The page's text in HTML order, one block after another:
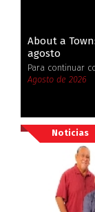
About a
agosto
Para continuar
Agosto de 2026
Noticias